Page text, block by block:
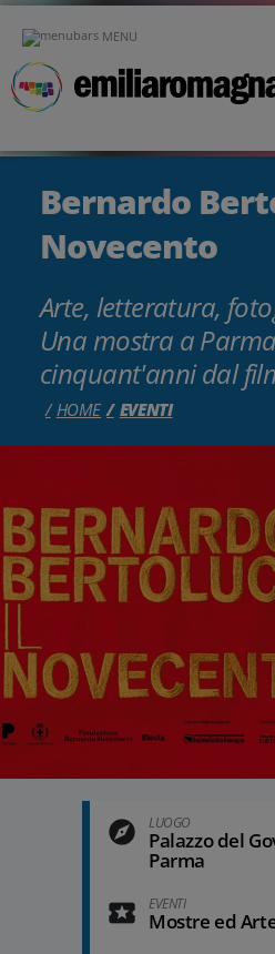
MENU
Bernardo
Novecento
Arte, letteratura,
Una mostra a
cinquant'anni dal
HOME EVENTI
LUOGO
Palazzo del
Parma
EVENTI
Mostre ed